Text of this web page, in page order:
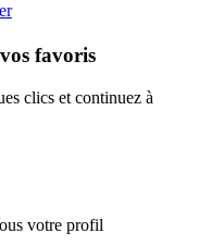
favoris
clics et continuez à
votre profil